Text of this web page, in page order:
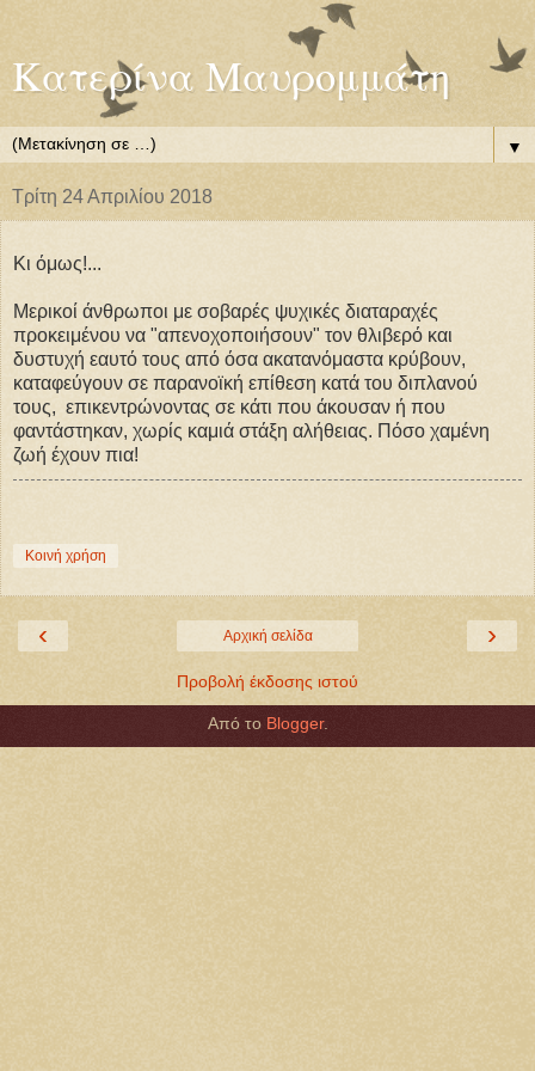
Κατερίνα Μαυρομμάτη
▼
Τρίτη 24 Απριλίου 2018
Kι όμως!...
Μερικοί άνθρωποι με σοβαρές ψυχικές διαταραχές
προκειμένου να "απενοχοποιήσουν" τον θλιβερό και
δυστυχή εαυτό τους από όσα ακατανόμαστα κρύβουν,
καταφεύγουν σε παρανοϊκή επίθεση κατά του διπλανού
τους, επικεντρώνοντας σε κάτι που άκουσαν ή που
φαντάστηκαν, χωρίς καμιά στάξη αλήθειας. Πόσο χαμένη
ζωή έχουν πια!
Κοινή χρήση
‹ ›
Αρχική σελίδα
Προβολή έκδοσης ιστού
Από το Blogger.